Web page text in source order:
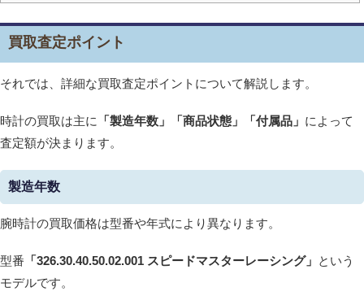
買取査定ポイント
それでは、詳細な買取査定ポイントについて解説します。
時計の買取は主に 「製造年数」「商品状態」「付属品」 によって
査定額が決まります。
製造年数
腕時計の買取価格は型番や年式により異なります。
型番 「326.30.40.50.02.001 スピードマスターレーシング」 という
モデルです。